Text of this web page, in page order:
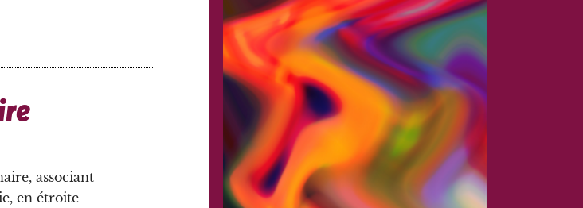
associant
en étroite